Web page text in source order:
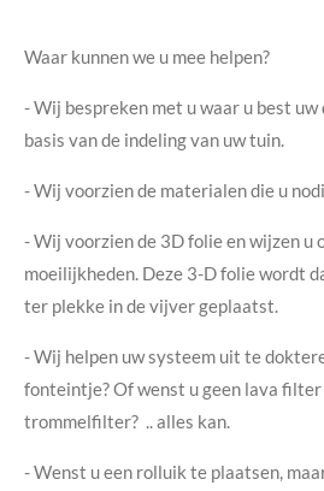
Waar kunnen we u mee helpen?
- Wij bespreken met u waar u best
basis van de indeling van uw tuin.
- Wij voorzien de materialen die u
- Wij voorzien de 3D folie en wijzen u
moeilijkheden. Deze 3-D folie wordt
ter plekke in de vijver geplaatst.
- Wij helpen uw systeem uit te
fonteintje? Of wenst u geen lava filter
trommelfilter? .. alles kan.
- Wenst u een rolluik te plaatsen,